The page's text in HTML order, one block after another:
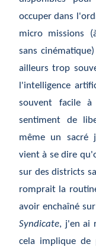
occuper dans
micro missions
sans
ailleurs trop
l'intelligence
souvent facile
sentiment de
même un
vient à se dire
sur des districts
romprait la
avoir enchaîné
Syndicate, j'en ai
cela implique de